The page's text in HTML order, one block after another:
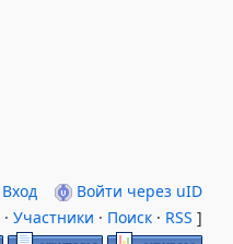
Вход
Войти через uID
· Участники · Поиск · RSS ]